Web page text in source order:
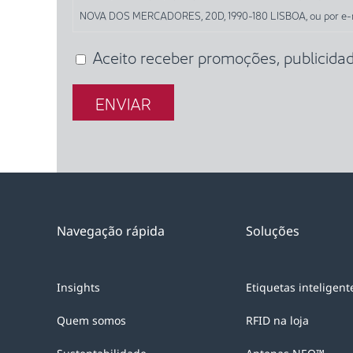
seus
através
deste
formulário,
conformidade
disposições
artigos
e
NOVA DOS MERCADORES, 20D, 1990-180 LISBOA, ou
(Obrigatório)
Aceito receber promoções,
Navegação rápida
Insights
Quem somos
Soluções
Etiquetas
RFID na loja